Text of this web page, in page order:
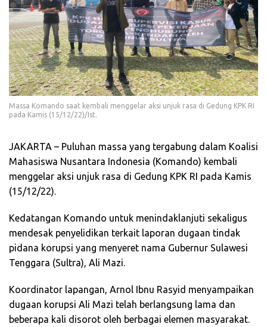
Massa Komando saat kembali menggelar aksi unjuk rasa di Gedung KPK RI
pada Kamis (15/12/22)/Ist.
JAKARTA – Puluhan massa yang tergabung dalam Koalisi
Mahasiswa Nusantara Indonesia (Komando) kembali
menggelar aksi unjuk rasa di Gedung KPK RI pada Kamis
(15/12/22).
Kedatangan Komando untuk menindaklanjuti sekaligus
mendesak penyelidikan terkait laporan dugaan tindak
pidana korupsi yang menyeret nama Gubernur Sulawesi
Tenggara (Sultra), Ali Mazi.
Koordinator lapangan, Arnol Ibnu Rasyid menyampaikan
dugaan korupsi Ali Mazi telah berlangsung lama dan
beberapa kali disorot oleh berbagai elemen masyarakat.